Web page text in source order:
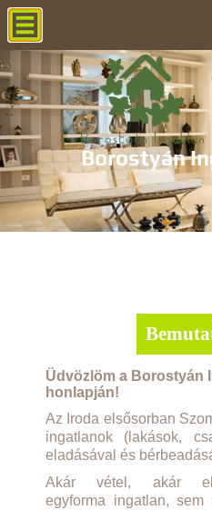
Borostyán
Borostyán
Borostyán
Borostyán
Borostyán
Üdvözlöm a Borostyán
honlapján!
Az Iroda elsősorban
ingatlanok (lakások,
eladásával és
Akár vétel, akár
egyforma ingatlan,